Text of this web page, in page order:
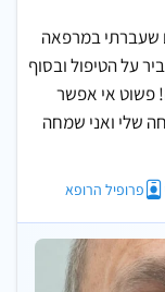
שעברתי במרפאה
על הטיפול ובסוף
פשוט אי אפשר
שלי ואני שמחה
פרופיל הרופא